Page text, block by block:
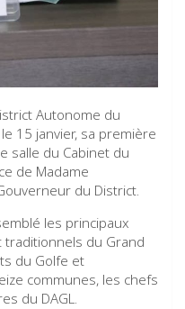
Autonome du
le 15 janvier, sa première
salle du Cabinet du
de Madame
du District.
les principaux
du Grand
du Golfe et
communes, les chefs
du DAGL.